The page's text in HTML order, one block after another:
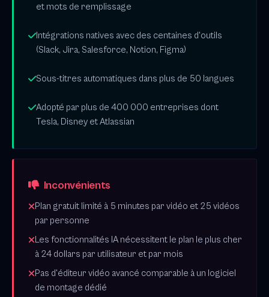
et mots de remplissage
Intégrations natives avec des centaines d'outils
(Slack, Jira, Salesforce, Notion, Figma)
Sous-titres automatiques dans plus de 50 langues
Adopté par plus de 400 000 entreprises dont
Tesla, Disney et Atlassian
Inconvénients
Plan gratuit limité à 5 minutes par vidéo et 25 vidéos
par personne
Les fonctionnalités IA nécessitent le plan le plus cher
à 24 dollars par utilisateur et par mois
Pas d'éditeur vidéo avancé comparable à un logiciel
de montage dédié